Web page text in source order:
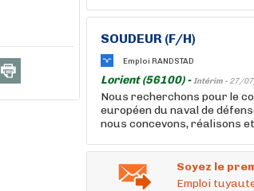
SOUDEUR (F/H)
Emploi RANDSTAD
Lorient (56100) -Intérim - 27/
Nous recherchons pour le
européen du naval de
nous concevons, réalisons
Soyez le
Emploi